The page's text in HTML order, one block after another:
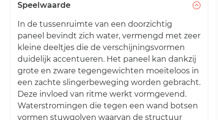
Speelwaarde
In de tussenruimte van een doorzichtig
paneel bevindt zich water, vermengd met zeer
kleine deeltjes die de verschijningsvormen
duidelijk accentueren. Het paneel kan dankzij
grote en zware tegengewichten moeiteloos in
een zachte slingerbeweging worden gebracht.
Deze invloed van ritme werkt vormgevend.
Waterstromingen die tegen een wand botsen
vormen stuwgolven waarvan de structuur